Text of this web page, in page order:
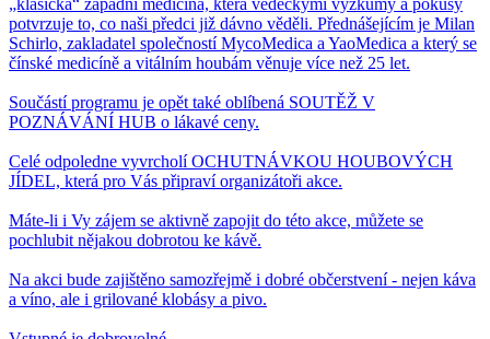
„klasická“ západní medicína, která vědeckými výzkumy a pokusy
potvrzuje to, co naši předci již dávno věděli. Přednášejícím je Milan
Schirlo, zakladatel společností MycoMedica a YaoMedica a který se
čínské medicíně a vitálním houbám věnuje více než 25 let.
Součástí programu je opět také oblíbená SOUTĚŽ V
POZNÁVÁNÍ HUB o lákavé ceny.
Celé odpoledne vyvrcholí OCHUTNÁVKOU HOUBOVÝCH
JÍDEL, která pro Vás připraví organizátoři akce.
Máte-li i Vy zájem se aktivně zapojit do této akce, můžete se
pochlubit nějakou dobrotou ke kávě.
Na akci bude zajištěno samozřejmě i dobré občerstvení - nejen káva
a víno, ale i grilované klobásy a pivo.